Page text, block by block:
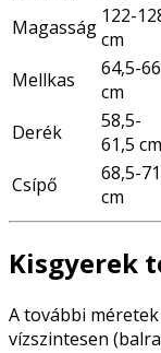
Magasság 122-
cm
Mellkas
64,5-66
cm
Derék
58,5-
61,5 cm
Csípő
68,5-71
cm
Kisgyerek
A további
vízszintesen